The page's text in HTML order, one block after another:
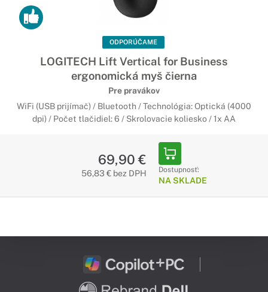
ODPORÚČAME
LOGITECH Lift Vertical for Business
ergonomická myš čierna
Pre pravákov
WiFi (USB prijímač) / Bluetooth / Technológia: Optická (4000
dpi) / Počet tlačidiel: 6 / Skrolovacie koliesko / 1x AA
69,90 €
56,83 € bez DPH Dostupnosť:
NA SKLADE